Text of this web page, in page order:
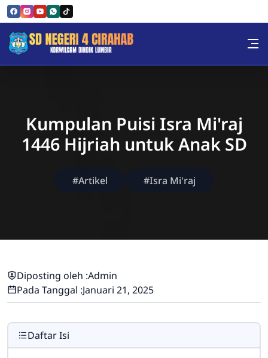
Skip to Content
Sekolah Dasar Negeri 4
Kumpulan Puisi Isra Mi'raj
1446 Hijriah untuk Anak SD
#Artikel #Isra Mi'raj
Diposting oleh :Admin
Pada Tanggal :Januari 21, 2025
Daftar Isi